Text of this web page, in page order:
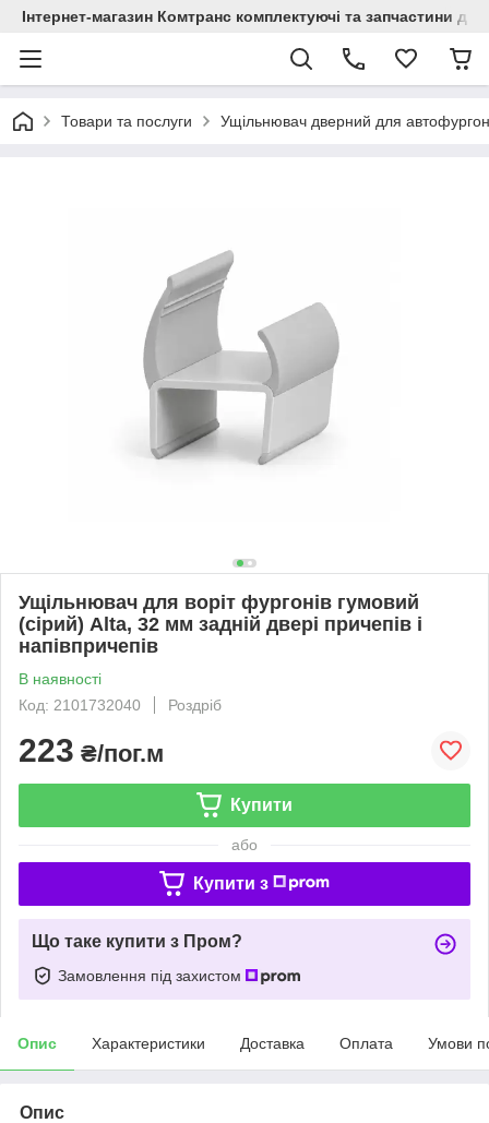
Інтернет-магазин Комтранс комплектуючі та запчастини
Товари та послуги Ущільнювач дверний для
Ущільнювач для воріт фургонів гумовий
(сірий) Alta, 32 мм задній двері причепів і
напівпричепів
В наявності
Код: 2101732040
Роздріб
223 ₴/пог.м
Купити
або
Купити з
Що таке купити з Пром?
Замовлення під захистом
Опис Характеристики Доставка Оплата Умови
Опис